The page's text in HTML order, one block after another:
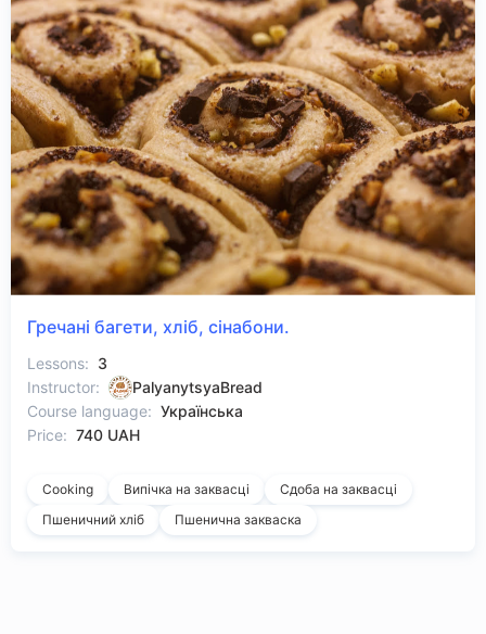
Гречані багети, хліб, сінабони.
Lessons: 3
Instructor:
PalyanytsyaBread
Course language: Українська
Price: 740 UAH
Cooking Випічка на заквасці
Сдоба на заквасці
Пшеничний хліб
Пшенична закваска